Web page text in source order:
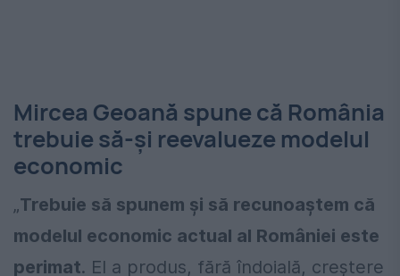
Mircea Geoană spune că România
trebuie să-și reevalueze modelul
economic
„Trebuie să spunem și să recunoaștem că
modelul economic actual al României este
perimat. El a produs, fără îndoială, creștere